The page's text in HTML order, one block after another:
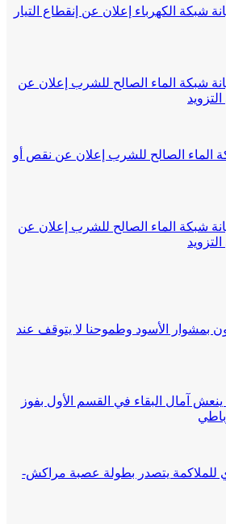
شبكة الكهرباء إعلان عن إنقطاع التيار
شبكة الماء الصالح للشرب إعلان عن
الماء الصالح للشرب إعلان عن نقص أو
شبكة الماء الصالح للشرب إعلان عن
بمشوار الأسود وطموحنا لا يتوقف عند
آمال البقاء في القسم الأول بفوز
للملاكمة يتصدر بطولة عصبة مراكش-